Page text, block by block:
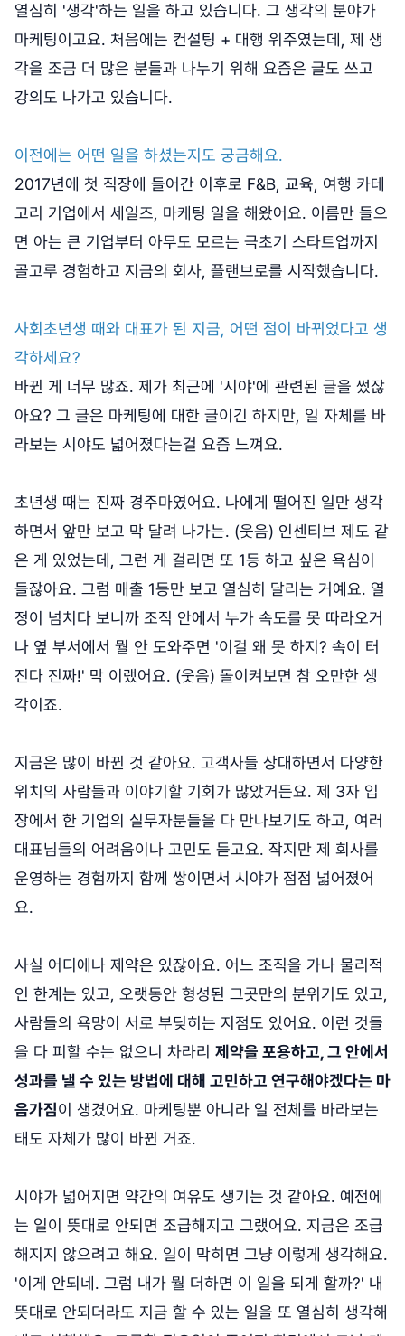
열심히 '생각'하는 일을 하고 있습니다. 그 생각의 분야가
마케팅이고요. 처음에는 컨설팅 + 대행 위주였는데, 제 생
각을 조금 더 많은 분들과 나누기 위해 요즘은 글도 쓰고
강의도 나가고 있습니다.
이전에는 어떤 일을 하셨는지도 궁금해요.
2017년에 첫 직장에 들어간 이후로 F&B, 교육, 여행 카테
고리 기업에서 세일즈, 마케팅 일을 해왔어요. 이름만 들으
면 아는 큰 기업부터 아무도 모르는 극초기 스타트업까지
골고루 경험하고 지금의 회사, 플랜브로를 시작했습니다.
사회초년생 때와 대표가 된 지금, 어떤 점이 바뀌었다고 생
각하세요?
바뀐 게 너무 많죠. 제가 최근에 '시야'에 관련된 글을 썼잖
아요? 그 글은 마케팅에 대한 글이긴 하지만, 일 자체를 바
라보는 시야도 넓어졌다는걸 요즘 느껴요.
초년생 때는 진짜 경주마였어요. 나에게 떨어진 일만 생각
하면서 앞만 보고 막 달려 나가는. (웃음) 인센티브 제도 같
은 게 있었는데, 그런 게 걸리면 또 1등 하고 싶은 욕심이
들잖아요. 그럼 매출 1등만 보고 열심히 달리는 거예요. 열
정이 넘치다 보니까 조직 안에서 누가 속도를 못 따라오거
나 옆 부서에서 뭘 안 도와주면 '이걸 왜 못 하지? 속이 터
진다 진짜!' 막 이랬어요. (웃음) 돌이켜보면 참 오만한 생
각이죠.
지금은 많이 바뀐 것 같아요. 고객사들 상대하면서 다양한
위치의 사람들과 이야기할 기회가 많았거든요. 제 3자 입
장에서 한 기업의 실무자분들을 다 만나보기도 하고, 여러
대표님들의 어려움이나 고민도 듣고요. 작지만 제 회사를
운영하는 경험까지 함께 쌓이면서 시야가 점점 넓어졌어
요.
사실 어디에나 제약은 있잖아요. 어느 조직을 가나 물리적
인 한계는 있고, 오랫동안 형성된 그곳만의 분위기도 있고,
사람들의 욕망이 서로 부딪히는 지점도 있어요. 이런 것들
을 다 피할 수는 없으니 차라리 제약을 포용하고, 그 안에서
성과를 낼 수 있는 방법에 대해 고민하고 연구해야겠다는 마
음가짐이 생겼어요. 마케팅뿐 아니라 일 전체를 바라보는
태도 자체가 많이 바뀐 거죠.
시야가 넓어지면 약간의 여유도 생기는 것 같아요. 예전에
는 일이 뜻대로 안되면 조급해지고 그랬어요. 지금은 조급
해지지 않으려고 해요. 일이 막히면 그냥 이렇게 생각해요.
'이게 안되네. 그럼 내가 뭘 더하면 이 일을 되게 할까?' 내
뜻대로 안되더라도 지금 할 수 있는 일을 또 열심히 생각해